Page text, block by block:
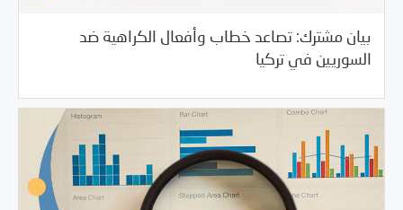
بيان مشترك: تصاعد خطاب وأفعال الكراهية ضد
السوريين في تركيا
11/04/2021 بيانات المركز